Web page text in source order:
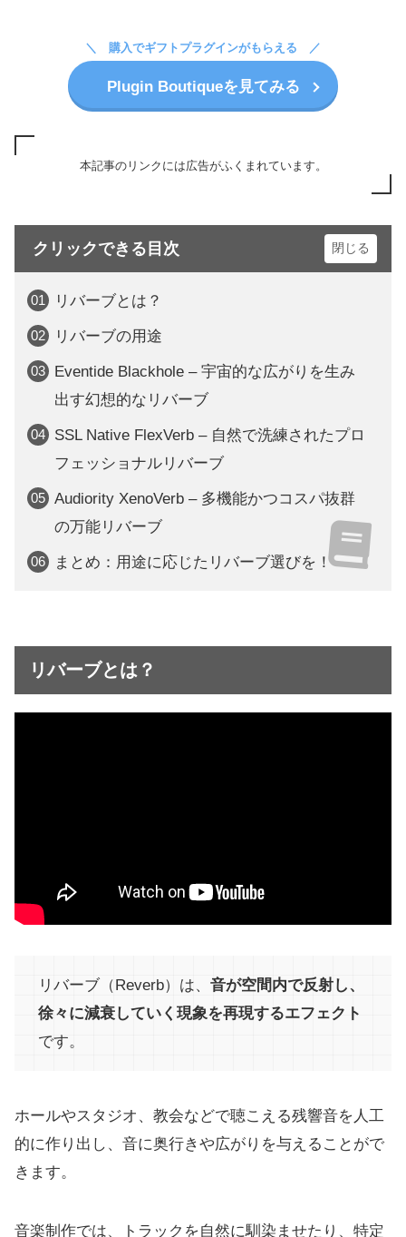
購入でギフトプラグインがもらえる
Plugin Boutiqueを見てみる
本記事のリンクには広告がふくまれています。
クリックできる目次
リバーブとは？
リバーブの用途
Eventide Blackhole – 宇宙的な広がりを生み
出す幻想的なリバーブ
SSL Native FlexVerb – 自然で洗練されたプロ
フェッショナルリバーブ
Audiority XenoVerb – 多機能かつコスパ抜群
の万能リバーブ
まとめ：用途に応じたリバーブ選びを！
リバーブとは？
リバーブ（Reverb）は、 音が空間内で反射し、
徐々に減衰していく現象を再現するエフェクト
です。
ホールやスタジオ、教会などで聴こえる残響音を人工
的に作り出し、音に奥行きや広がりを与えることがで
きます。
音楽制作では、トラックを自然に馴染ませたり、特定